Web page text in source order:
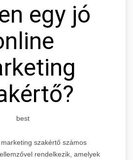
egy jó
best
szakértő számos
rendelkezik, amelyek